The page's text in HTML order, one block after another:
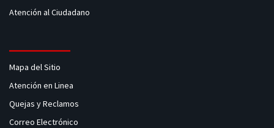
Atención al Ciudadano
Mapa del Sitio
Atención en Linea
Quejas y Reclamos
Correo Electrónico